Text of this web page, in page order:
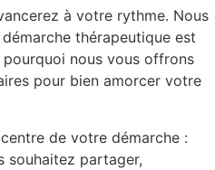
à votre rythme. Nous
thérapeutique est
pourquoi nous vous offrons
pour bien amorcer votre
de votre démarche :
souhaitez partager,